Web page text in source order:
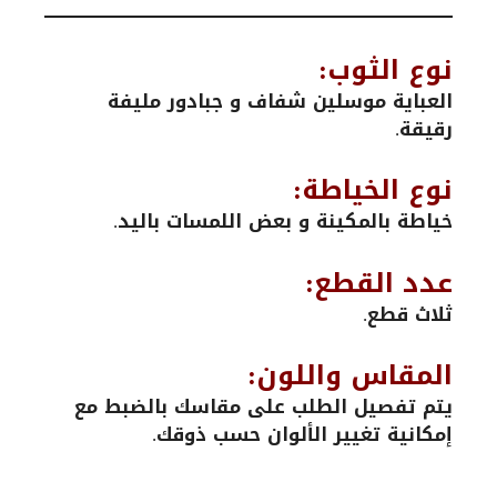
نوع الثوب:
العباية موسلين شفاف و جبادور مليفة
رقيقة.
نوع الخياطة:
خياطة بالمكينة و بعض اللمسات باليد.
عدد القطع:
ثلاث قطع.
المقاس واللون:
يتم تفصيل الطلب على مقاسك بالضبط مع
إمكانية تغيير الألوان حسب ذوقك.